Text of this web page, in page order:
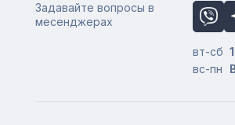
Задавайте вопросы в
месенджерах
вт-сб
вс-пн